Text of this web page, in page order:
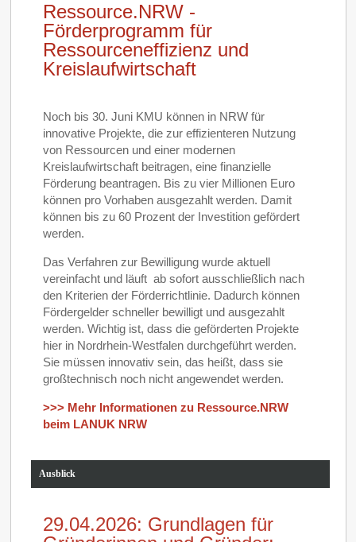
Ressource.NRW -
Förderprogramm für
Ressourceneffizienz und
Kreislaufwirtschaft
Noch bis 30. Juni KMU können in NRW für
innovative Projekte, die zur effizienteren Nutzung
von Ressourcen und einer modernen
Kreislaufwirtschaft beitragen, eine finanzielle
Förderung beantragen. Bis zu vier Millionen Euro
können pro Vorhaben ausgezahlt werden. Damit
können bis zu 60 Prozent der Investition gefördert
werden.
Das Verfahren zur Bewilligung wurde aktuell
vereinfacht und läuft ab sofort ausschließlich nach
den Kriterien der Förderrichtlinie. Dadurch können
Fördergelder schneller bewilligt und ausgezahlt
werden. Wichtig ist, dass die geförderten Projekte
hier in Nordrhein-Westfalen durchgeführt werden.
Sie müssen innovativ sein, das heißt, dass sie
großtechnisch noch nicht angewendet werden.
>>> Mehr Informationen zu Ressource.NRW
beim LANUK NRW
Ausblick
29.04.2026: Grundlagen für